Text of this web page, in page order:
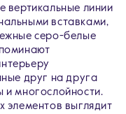
вертикальные линии
вставками,
серо-белые
друг на друга
и многослойности.
элементов выглядит